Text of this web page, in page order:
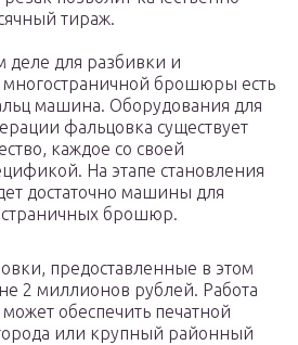
тираж.
деле для разбивки и
брошюры есть
машина. Оборудования для
фальцовка существует
каждое со своей
На этапе становления
достаточно машины для
брошюр.
предоставленные в этом
2 миллионов рублей. Работа
обеспечить печатной
или крупный районный